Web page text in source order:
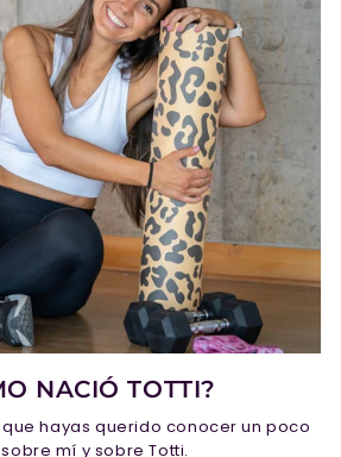
NACIÓ TOTTI?
hayas querido conocer un poco
mí y sobre Totti.